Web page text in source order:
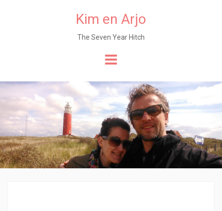
Kim en Arjo
The Seven Year Hitch